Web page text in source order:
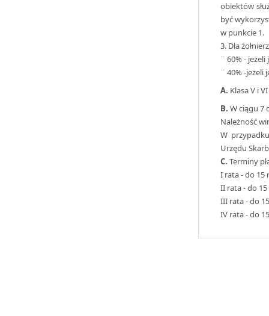
obiektów
być
w punkcie 1.
3. Dla
¨ 60% -
¨ 40% -
A. Klasa V i
B. W ciągu 7
Należność
W
Urzędu
C. Terminy
I rata - do 15
II rata - do
III rata - do
IV rata - do